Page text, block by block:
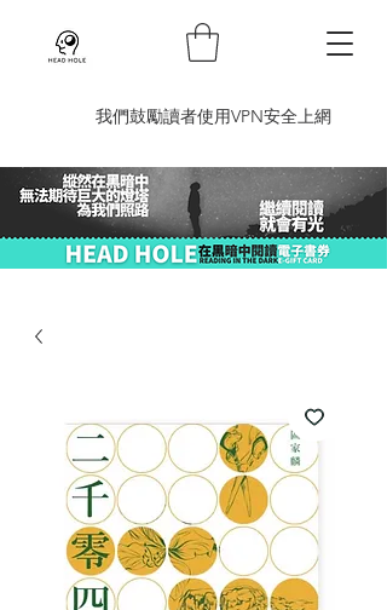
​我們鼓勵讀者使用VPN安全上網